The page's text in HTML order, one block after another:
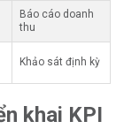
Báo cáo doanh
thu
Khảo sát định kỳ
khai KPI